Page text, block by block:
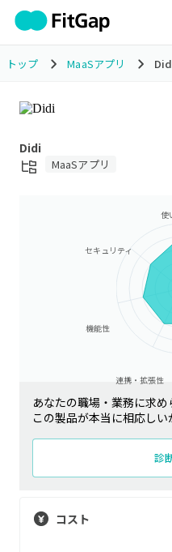
トップ MaaSアプリ
Didi
MaaSアプリ
使
連携・拡張性
機能性
セキュリティ
あなたの職場・業務に求
この製品が本当に相応しい
診
コスト